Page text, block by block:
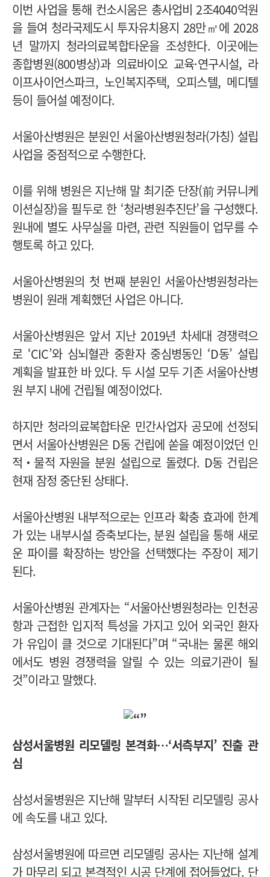
이번 사업을 통해 컨소시움은 총사업비 2조4040억원
을 들여 청라국제도시 투자유치용지 28만㎡에 2028
년 말까지 청라의료복합타운을 조성한다. 이곳에는
종합병원(800병상)과 의료바이오 교육·연구시설, 라
이프사이언스파크, 노인복지주택, 오피스텔, 메디텔
등이 들어설 예정이다.
서울아산병원은 분원인 서울아산병원청라(가칭) 설립
사업을 중점적으로 수행한다.
이를 위해 병원은 지난해 말 최기준 단장(前 커뮤니케
이션실장)을 필두로 한 ‘청라병원추진단’을 구성했다.
원내에 별도 사무실을 마련, 관련 직원들이 업무를 수
행토록 하고 있다.
서울아산병원의 첫 번째 분원인 서울아산병원청라는
병원이 원래 계획했던 사업은 아니다.
서울아산병원은 앞서 지난 2019년 차세대 경쟁력으
로 ‘CIC’와 심뇌혈관 중환자 중심병동인 ‘D동’ 설립
계획을 발표한 바 있다. 두 시설 모두 기존 서울아산병
원 부지 내에 건립될 예정이었다.
하지만 청라의료복합타운 민간사업자 공모에 선정되
면서 서울아산병원은 D동 건립에 쏟을 예정이었던 인
적‧물적 자원을 분원 설립으로 돌렸다. D동 건립은
현재 잠정 중단된 상태다.
서울아산병원 내부적으로는 인프라 확충 효과에 한계
가 있는 내부시설 증축보다는, 분원 설립을 통해 새로
운 파이를 확장하는 방안을 선택했다는 주장이 제기
된다.
서울아산병원 관계자는 “서울아산병원청라는 인천공
항과 근접한 입지적 특성을 가지고 있어 외국인 환자
가 유입이 클 것으로 기대된다”며 “국내는 물론 해외
에서도 병원 경쟁력을 알릴 수 있는 의료기관이 될
것”이라고 말했다.
삼성서울병원 리모델링 본격화…‘서측부지’ 진출 관
심
삼성서울병원은 지난해 말부터 시작된 리모델링 공사
에 속도를 내고 있다.
삼성서울병원에 따르면 리모델링 공사는 지난해 설계
가 마무리 되고 본격적인 시공 단계에 접어들었다. 단